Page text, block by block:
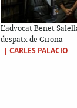
L'advocat Benet
despatx de Girona
| CARLES PALACIO